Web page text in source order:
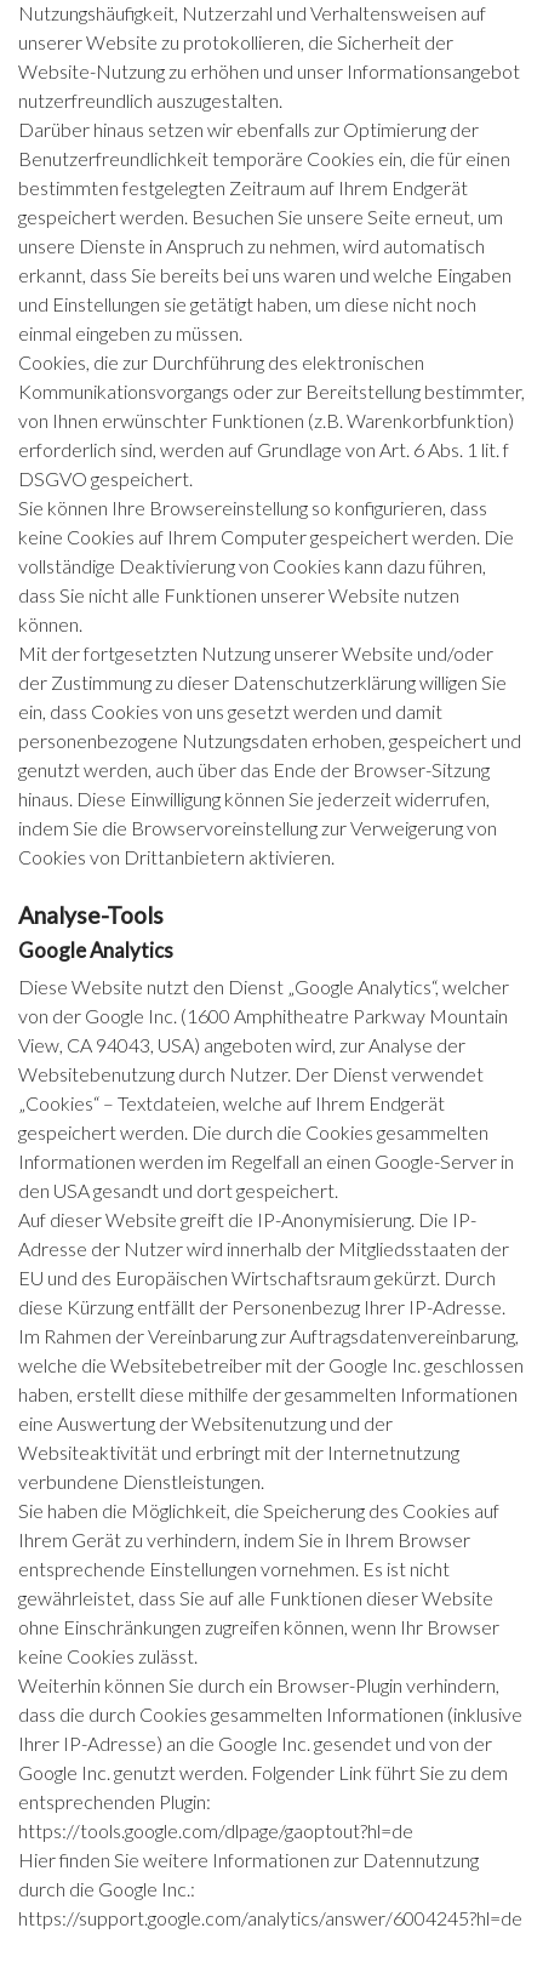
Nutzungshäufigkeit, Nutzerzahl und Verhaltensweisen auf
unserer Website zu protokollieren, die Sicherheit der
Website-Nutzung zu erhöhen und unser Informationsangebot
nutzerfreundlich auszugestalten.
Darüber hinaus setzen wir ebenfalls zur Optimierung der
Benutzerfreundlichkeit temporäre Cookies ein, die für einen
bestimmten festgelegten Zeitraum auf Ihrem Endgerät
gespeichert werden. Besuchen Sie unsere Seite erneut, um
unsere Dienste in Anspruch zu nehmen, wird automatisch
erkannt, dass Sie bereits bei uns waren und welche Eingaben
und Einstellungen sie getätigt haben, um diese nicht noch
einmal eingeben zu müssen.
Cookies, die zur Durchführung des elektronischen
Kommunikationsvorgangs oder zur Bereitstellung bestimmter,
von Ihnen erwünschter Funktionen (z.B. Warenkorbfunktion)
erforderlich sind, werden auf Grundlage von Art. 6 Abs. 1 lit. f
DSGVO gespeichert.
Sie können Ihre Browsereinstellung so konfigurieren, dass
keine Cookies auf Ihrem Computer gespeichert werden. Die
vollständige Deaktivierung von Cookies kann dazu führen,
dass Sie nicht alle Funktionen unserer Website nutzen
können.
Mit der fortgesetzten Nutzung unserer Website und/oder
der Zustimmung zu dieser Datenschutzerklärung willigen Sie
ein, dass Cookies von uns gesetzt werden und damit
personenbezogene Nutzungsdaten erhoben, gespeichert und
genutzt werden, auch über das Ende der Browser-Sitzung
hinaus. Diese Einwilligung können Sie jederzeit widerrufen,
indem Sie die Browservoreinstellung zur Verweigerung von
Cookies von Drittanbietern aktivieren.
Analyse-Tools
Google Analytics
Diese Website nutzt den Dienst „Google Analytics“, welcher
von der Google Inc. (1600 Amphitheatre Parkway Mountain
View, CA 94043, USA) angeboten wird, zur Analyse der
Websitebenutzung durch Nutzer. Der Dienst verwendet
„Cookies“ – Textdateien, welche auf Ihrem Endgerät
gespeichert werden. Die durch die Cookies gesammelten
Informationen werden im Regelfall an einen Google-Server in
den USA gesandt und dort gespeichert.
Auf dieser Website greift die IP-Anonymisierung. Die IP-
Adresse der Nutzer wird innerhalb der Mitgliedsstaaten der
EU und des Europäischen Wirtschaftsraum gekürzt. Durch
diese Kürzung entfällt der Personenbezug Ihrer IP-Adresse.
Im Rahmen der Vereinbarung zur Auftragsdatenvereinbarung,
welche die Websitebetreiber mit der Google Inc. geschlossen
haben, erstellt diese mithilfe der gesammelten Informationen
eine Auswertung der Websitenutzung und der
Websiteaktivität und erbringt mit der Internetnutzung
verbundene Dienstleistungen.
Sie haben die Möglichkeit, die Speicherung des Cookies auf
Ihrem Gerät zu verhindern, indem Sie in Ihrem Browser
entsprechende Einstellungen vornehmen. Es ist nicht
gewährleistet, dass Sie auf alle Funktionen dieser Website
ohne Einschränkungen zugreifen können, wenn Ihr Browser
keine Cookies zulässt.
Weiterhin können Sie durch ein Browser-Plugin verhindern,
dass die durch Cookies gesammelten Informationen (inklusive
Ihrer IP-Adresse) an die Google Inc. gesendet und von der
Google Inc. genutzt werden. Folgender Link führt Sie zu dem
entsprechenden Plugin:
https://tools.google.com/dlpage/gaoptout?hl=de
Hier finden Sie weitere Informationen zur Datennutzung
durch die Google Inc.:
https://support.google.com/analytics/answer/6004245?hl=de